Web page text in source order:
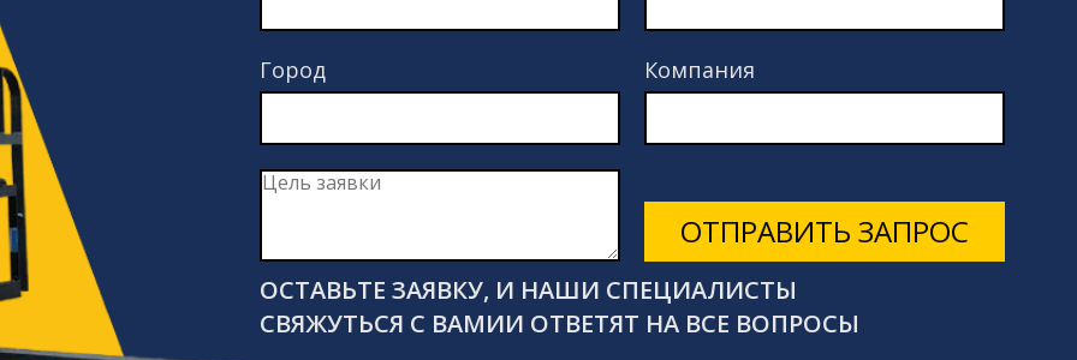
Город Компания
ОТПРАВИТЬ ЗАПРОС
ОСТАВЬТЕ ЗАЯВКУ, И НАШИ СПЕЦИАЛИСТЫ
СВЯЖУТЬСЯ С ВАМИИ ОТВЕТЯТ НА ВСЕ ВОПРОСЫ